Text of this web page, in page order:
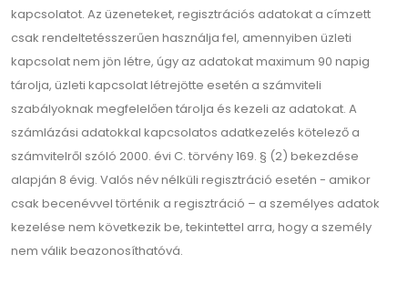
kapcsolatot. Az üzeneteket, regisztrációs adatokat a címzett
csak rendeltetésszerűen használja fel, amennyiben üzleti
kapcsolat nem jön létre, úgy az adatokat maximum 90 napig
tárolja, üzleti kapcsolat létrejötte esetén a számviteli
szabályoknak megfelelően tárolja és kezeli az adatokat. A
számlázási adatokkal kapcsolatos adatkezelés kötelező a
számvitelről szóló 2000. évi C. törvény 169. § (2) bekezdése
alapján 8 évig. Valós név nélküli regisztráció esetén - amikor
csak becenévvel történik a regisztráció – a személyes adatok
kezelése nem következik be, tekintettel arra, hogy a személy
nem válik beazonosíthatóvá.